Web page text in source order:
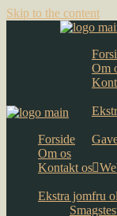
Skip to the content
Om
Forside
Om os
Kontakt os
Ekstra jomfru